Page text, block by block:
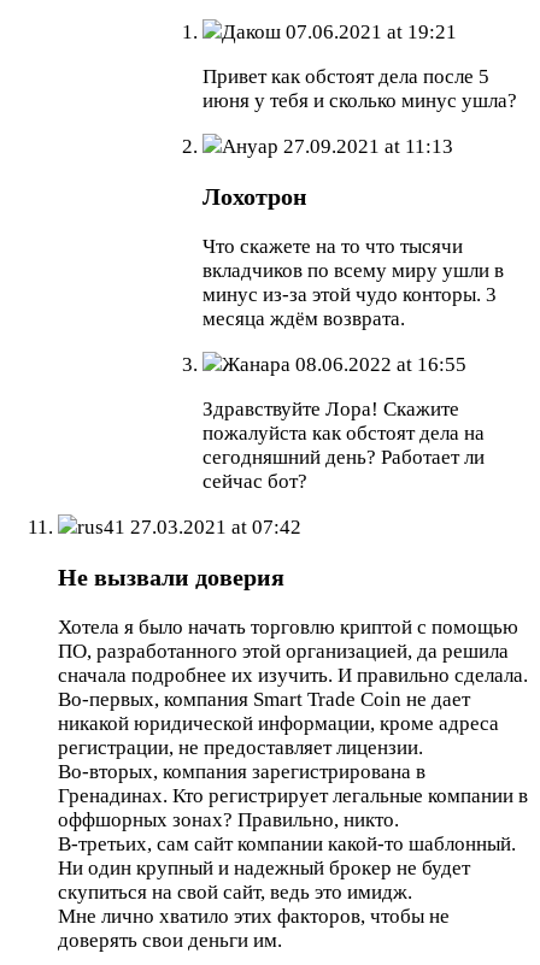
Дакош 07.06.2021 at 19:21
Привет как обстоят дела после 5
июня у тебя и сколько минус ушла?
Ануар 27.09.2021 at 11:13
Лохотрон
Что скажете на то что тысячи
вкладчиков по всему миру ушли в
минус из-за этой чудо конторы. 3
месяца ждём возврата.
Жанара 08.06.2022 at 16:55
Здравствуйте Лора! Скажите
пожалуйста как обстоят дела на
сегодняшний день? Работает ли
сейчас бот?
rus41 27.03.2021 at 07:42
Не вызвали доверия
Хотела я было начать торговлю криптой с помощью
ПО, разработанного этой организацией, да решила
сначала подробнее их изучить. И правильно сделала.
Во-первых, компания Smart Trade Coin не дает
никакой юридической информации, кроме адреса
регистрации, не предоставляет лицензии.
Во-вторых, компания зарегистрирована в
Гренадинах. Кто регистрирует легальные компании в
оффшорных зонах? Правильно, никто.
В-третьих, сам сайт компании какой-то шаблонный.
Ни один крупный и надежный брокер не будет
скупиться на свой сайт, ведь это имидж.
Мне лично хватило этих факторов, чтобы не
доверять свои деньги им.